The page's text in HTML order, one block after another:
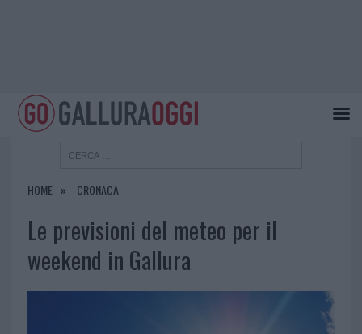
HOME CRONACA
Le previsioni del meteo per il
weekend in Gallura